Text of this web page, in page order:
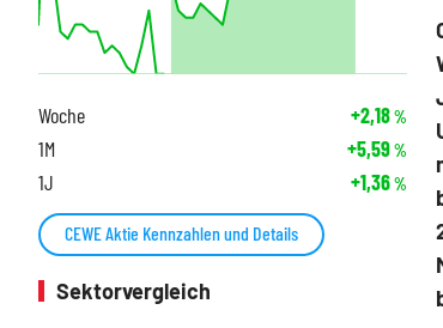
Woche +2,18%
1M +5,59%
1J +1,36%
CEWE Aktie Kennzahlen und Details
Sektorvergleich